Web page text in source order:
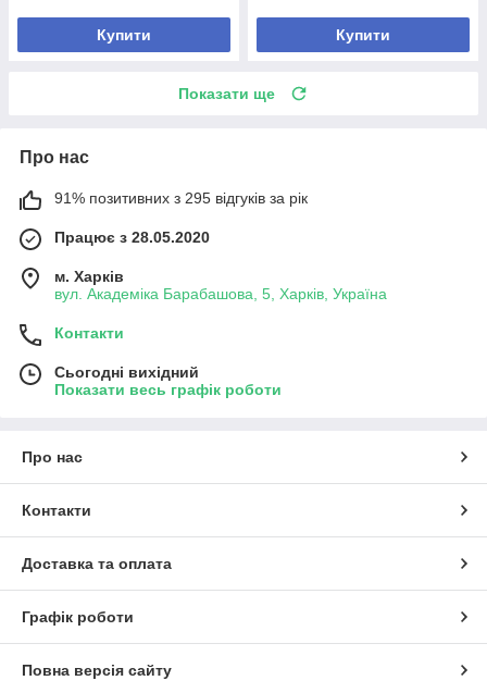
Купити Купити
Показати ще
Про нас
91% позитивних з 295 відгуків за рік
Працює з 28.05.2020
м. Харків
вул. Академіка Барабашова, 5, Харків, Україна
Контакти
Сьогодні вихідний
Показати весь графік роботи
Про нас
Контакти
Доставка та оплата
Графік роботи
Повна версія сайту